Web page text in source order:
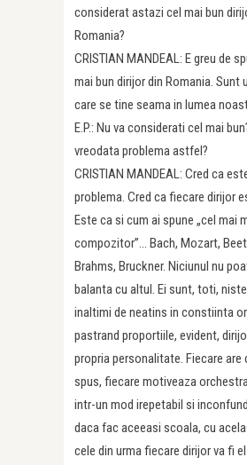
considerat astazi cel mai bun
Romania?
CRISTIAN MANDEAL: E greu de
mai bun dirijor din Romania. Sunt
care se tine seama in lumea
E.P.: Nu va considerati cel mai
vreodata problema astfel?
CRISTIAN MANDEAL: Cred ca
problema. Cred ca fiecare dirijor
Este ca si cum ai spune „cel mai
compozitor”… Bach, Mozart,
Brahms, Bruckner. Niciunul nu
balanta cu altul. Ei sunt, toti,
inaltimi de neatins in constiinta
pastrand proportiile, evident,
propria personalitate. Fiecare are
spus, fiecare motiveaza
intr-un mod irepetabil si
daca fac aceeasi scoala, cu
cele din urma fiecare dirijor va fi